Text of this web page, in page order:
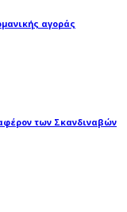
αγοράς
των Σκανδιναβών